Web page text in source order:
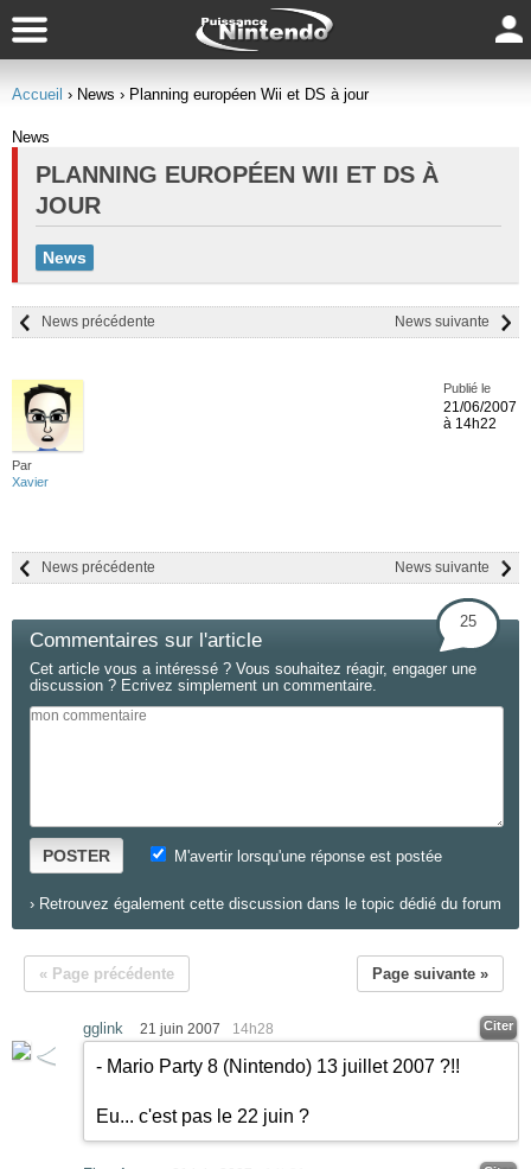
Accueil › News › Planning européen Wii et DS à jour
News
PLANNING EUROPÉEN WII ET DS À
JOUR
News
News suivante
News précédente
Par
Xavier
Publié le
21/06/2007
à 14h22
News suivante
News précédente
Commentaires sur l'article
25
Cet article vous a intéressé ? Vous souhaitez réagir, engager une
discussion ? Ecrivez simplement un commentaire.
POSTER M'avertir lorsqu'une réponse est postée
› Retrouvez également cette discussion dans le topic dédié du forum
« Page précédente Page suivante »
gglink 21 juin 2007 14h28 Citer
- Mario Party 8 (Nintendo) 13 juillet 2007 ?!!
Eu... c'est pas le 22 juin ?